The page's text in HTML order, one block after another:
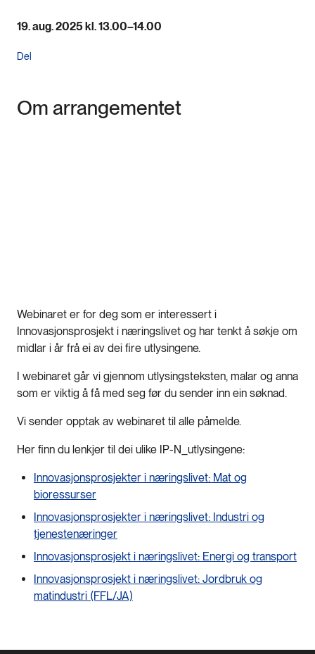
19. aug. 2025 kl. 13.00–14.00
Del
Om arrangementet
Webinaret er for deg som er interessert i
Innovasjonsprosjekt i næringslivet og har tenkt å søkje om
midlar i år frå ei av dei fire utlysingene.
I webinaret går vi gjennom utlysingsteksten, malar og anna
som er viktig å få med seg før du sender inn ein søknad.
Vi sender opptak av webinaret til alle påmelde.
Her finn du lenkjer til dei ulike IP-N_utlysingene:
Innovasjonsprosjekter i næringslivet: Mat og
bioressurser
Innovasjonsprosjekter i næringslivet: Industri og
tjenestenæringer
Innovasjonsprosjekt i næringslivet: Energi og transport
Innovasjonsprosjekt i næringslivet: Jordbruk og
matindustri (FFL/JA)